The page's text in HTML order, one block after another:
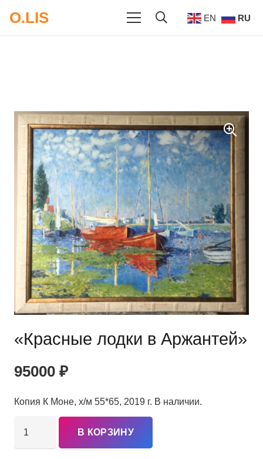
O.LIS EN RU
«Красные лодки в Аржантей»
95000 ₽
Копия К Моне, х/м 55*65, 2019 г. В наличии.
В КОРЗИНУ